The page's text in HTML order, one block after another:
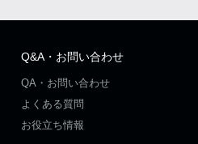
Q&A・お問い合わせ
QA・お問い合わせ
よくある質問
お役立ち情報